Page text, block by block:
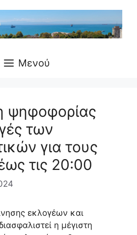
Μενού
ψηφοφορίας
των
για τους
τις 20:00
εκλογέων και
η μέγιστη